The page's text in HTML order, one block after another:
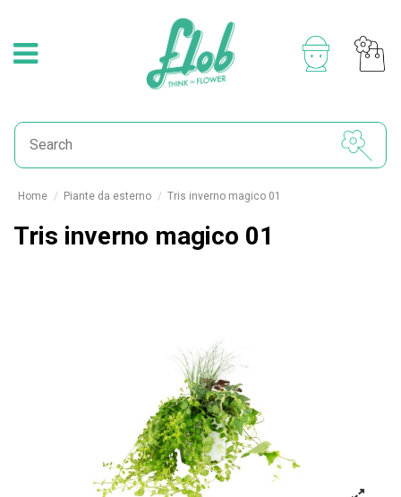
Home Piante da esterno Tris inverno magico 01
Tris inverno magico 01